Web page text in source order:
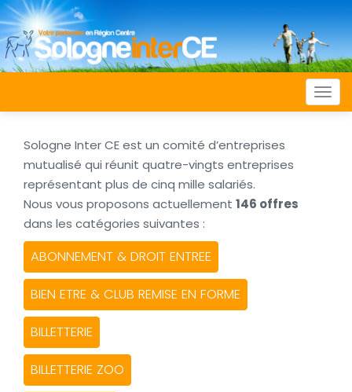
Sologne Inter CE est un comité d’entreprises
mutualisé qui réunit quatre-vingts entreprises
représentant plus de cinq mille salariés.
Nous vous proposons actuellement 146 offres
dans les catégories suivantes :
ABONNEMENT & DROIT ENTREE
BIEN ETRE & CLUB REMISE EN FORME
BILLETTERIE
BILLETTERIE ZOO